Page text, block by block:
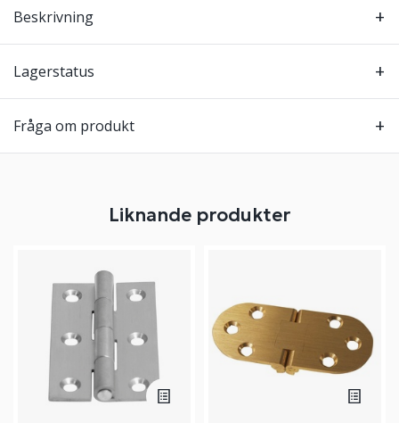
Beskrivning
Lagerstatus
Fråga om produkt
Liknande produkter